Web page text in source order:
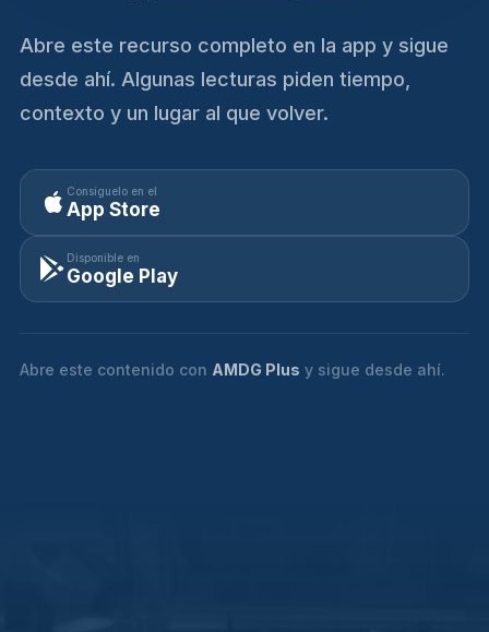
Abre este recurso completo en la app y sigue
desde ahí. Algunas lecturas piden tiempo,
contexto y un lugar al que volver.
Consíguelo en el
App Store
Disponible en
Google Play
Abre este contenido con AMDG Plus y sigue desde ahí.